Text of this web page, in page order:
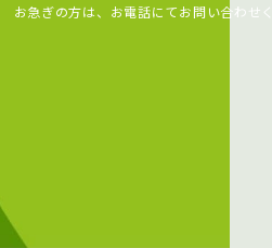
お急ぎの方は、お電話にてお問い合わせ